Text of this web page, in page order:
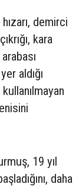
demirci
kara
aldığı
19 yıl
daha